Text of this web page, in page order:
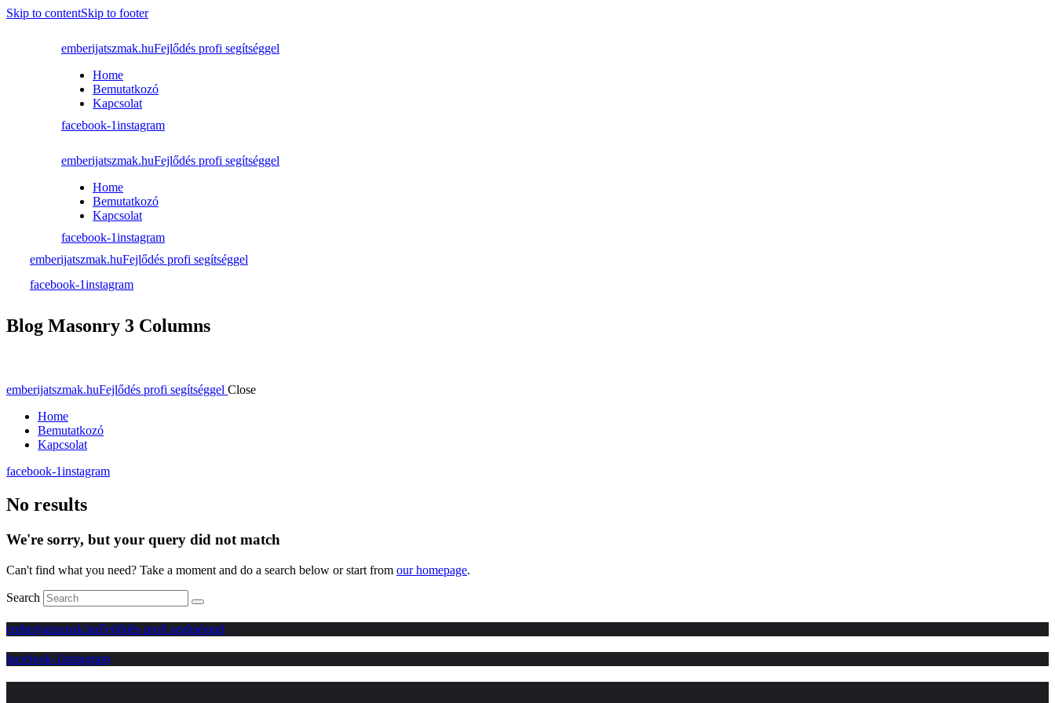
Skip to contentSkip to footer
emberijatszmak.huFejlődés profi segítséggel
Home
Bemutatkozó
Kapcsolat
facebook-1instagram
emberijatszmak.huFejlődés profi segítséggel
Home
Bemutatkozó
Kapcsolat
facebook-1instagram
emberijatszmak.huFejlődés profi segítséggel
facebook-1instagram
Blog Masonry 3 Columns
emberijatszmak.huFejlődés profi segítséggel Close
Home
Bemutatkozó
Kapcsolat
facebook-1instagram
No results
We're sorry, but your query did not match
Can't find what you need? Take a moment and do a search below or start from our homepage.
Search
emberijatszmak.huFejlődés profi segítséggel
facebook-1instagram